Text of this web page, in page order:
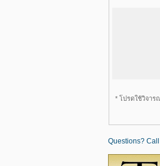
* โปรดใช้วิจา
Questions?